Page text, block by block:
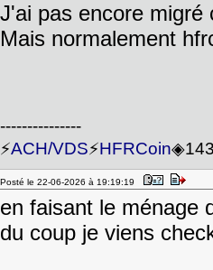
J'ai pas encore migré
Mais normalement
---------------
⚡ACH/VDS⚡HFRCoin
Posté le 22-06-2026 à 19:19:19
en faisant le ménage
du coup je viens